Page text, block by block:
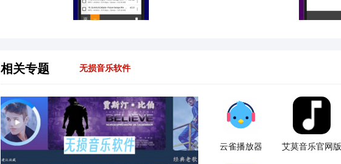
相关专题 无损音乐软件
云雀播放器 艾莫音乐官网版